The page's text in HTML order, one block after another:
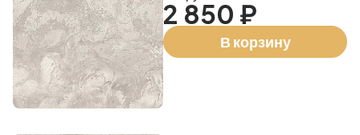
2 850 ₽
В корзину